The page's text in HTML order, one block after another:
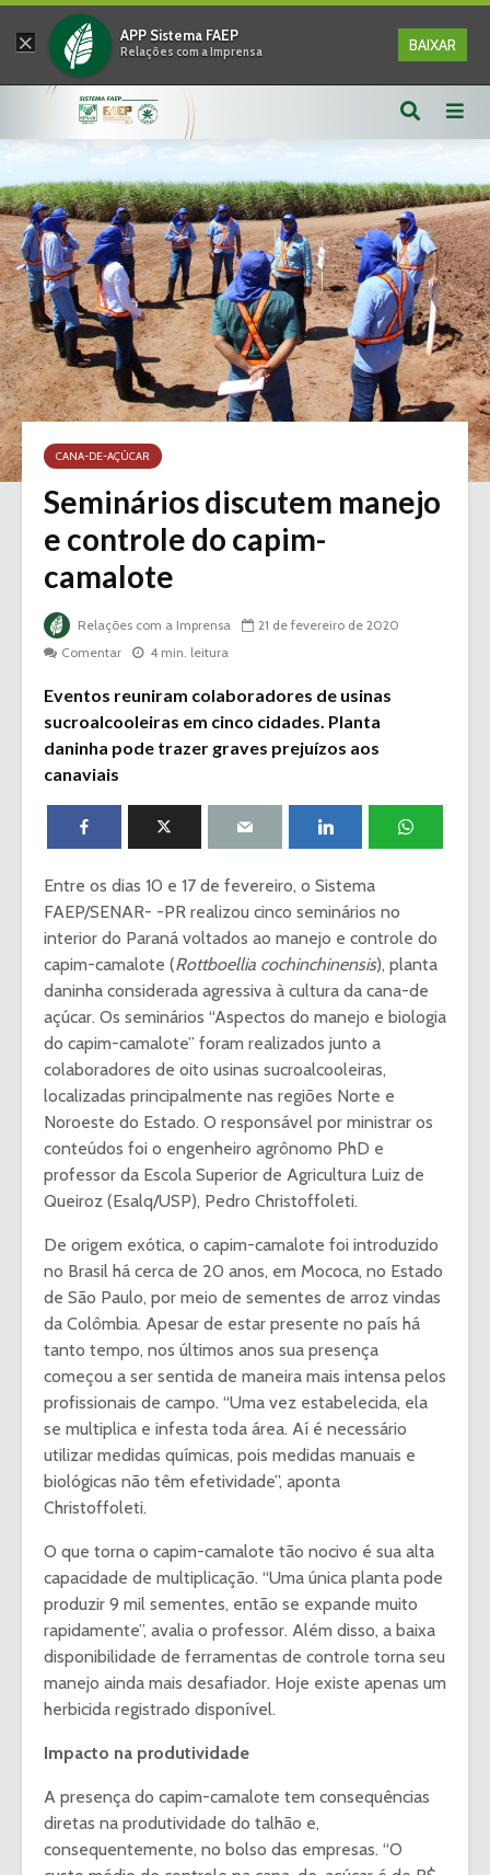
× APP Sistema FAEP
Relações com a Imprensa BAIXAR
CANA-DE-AÇÚCAR
Seminários discutem manejo
e controle do capim-
camalote
Relações com a Imprensa
21 de fevereiro de 2020
Comentar
4 min. leitura
Eventos reuniram colaboradores de usinas
sucroalcooleiras em cinco cidades. Planta
daninha pode trazer graves prejuízos aos
canaviais
Entre os dias 10 e 17 de fevereiro, o Sistema
FAEP/SENAR- -PR realizou cinco seminários no
interior do Paraná voltados ao manejo e controle do
capim-camalote (Rottboellia cochinchinensis), planta
daninha considerada agressiva à cultura da cana-de
açúcar. Os seminários “Aspectos do manejo e biologia
do capim-camalote” foram realizados junto a
colaboradores de oito usinas sucroalcooleiras,
localizadas principalmente nas regiões Norte e
Noroeste do Estado. O responsável por ministrar os
conteúdos foi o engenheiro agrônomo PhD e
professor da Escola Superior de Agricultura Luiz de
Queiroz (Esalq/USP), Pedro Christoffoleti.
De origem exótica, o capim-camalote foi introduzido
no Brasil há cerca de 20 anos, em Mococa, no Estado
de São Paulo, por meio de sementes de arroz vindas
da Colômbia. Apesar de estar presente no país há
tanto tempo, nos últimos anos sua presença
começou a ser sentida de maneira mais intensa pelos
profissionais de campo. “Uma vez estabelecida, ela
se multiplica e infesta toda área. Aí é necessário
utilizar medidas químicas, pois medidas manuais e
biológicas não têm efetividade”, aponta
Christoffoleti.
O que torna o capim-camalote tão nocivo é sua alta
capacidade de multiplicação. “Uma única planta pode
produzir 9 mil sementes, então se expande muito
rapidamente”, avalia o professor. Além disso, a baixa
disponibilidade de ferramentas de controle torna seu
manejo ainda mais desafiador. Hoje existe apenas um
herbicida registrado disponível.
Impacto na produtividade
A presença do capim-camalote tem consequências
diretas na produtividade do talhão e,
consequentemente, no bolso das empresas. “O